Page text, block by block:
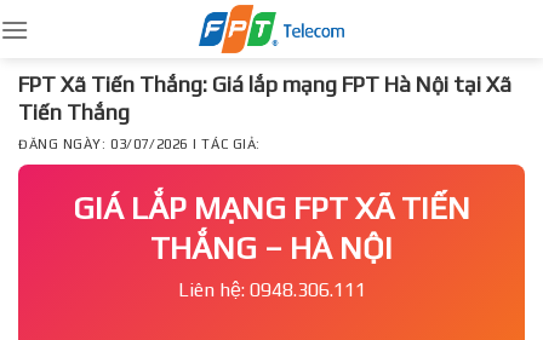
to
content
FPT Xã Tiến Thắng: Giá lắp mạng FPT Hà Nội tại Xã
Tiến Thắng
ĐĂNG NGÀY: 03/07/2026 | TÁC GIẢ:
GIÁ LẮP MẠNG FPT XÃ TIẾN
THẮNG – HÀ NỘI
Liên hệ: 0948.306.111